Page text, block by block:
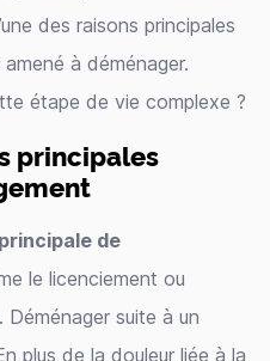
des raisons principales
à déménager.
étape de vie complexe ?
principales
de
le licenciement ou
Déménager suite à un
plus de la douleur liée à la